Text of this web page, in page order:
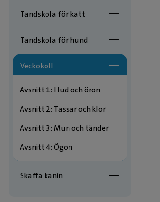
Tandskola för katt
Tandskola för hund
Veckokoll
Avsnitt 1: Hud och öron
Avsnitt 2: Tassar och klor
Avsnitt 3: Mun och tänder
Avsnitt 4: Ögon
Skaffa kanin